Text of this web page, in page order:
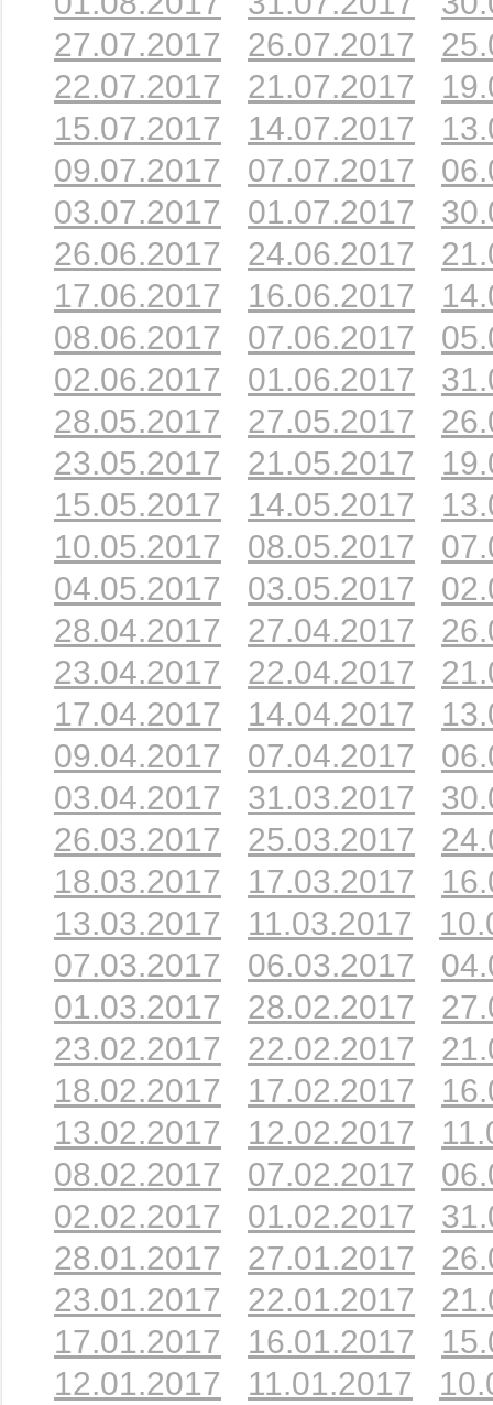
27.07.2017
26.07.2017
22.07.2017
21.07.2017
15.07.2017
14.07.2017
09.07.2017
07.07.2017
03.07.2017
01.07.2017
26.06.2017
24.06.2017
17.06.2017
16.06.2017
08.06.2017
07.06.2017
02.06.2017
01.06.2017
28.05.2017
27.05.2017
23.05.2017
21.05.2017
15.05.2017
14.05.2017
10.05.2017
08.05.2017
04.05.2017
03.05.2017
28.04.2017
27.04.2017
23.04.2017
22.04.2017
17.04.2017
14.04.2017
09.04.2017
07.04.2017
03.04.2017
31.03.2017
26.03.2017
25.03.2017
18.03.2017
17.03.2017
13.03.2017
11.03.2017
07.03.2017
06.03.2017
01.03.2017
28.02.2017
23.02.2017
22.02.2017
18.02.2017
17.02.2017
13.02.2017
12.02.2017
08.02.2017
07.02.2017
02.02.2017
01.02.2017
28.01.2017
27.01.2017
23.01.2017
22.01.2017
17.01.2017
16.01.2017
12.01.2017
11.01.2017